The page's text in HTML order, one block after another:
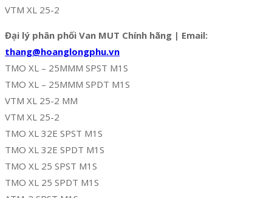
VTM XL 25-2
Đại lý phân phối Van MUT Chính hãng | Email:
thang@hoanglongphu.vn
TMO XL – 25MMM SPST M1S
TMO XL – 25MMM SPDT M1S
VTM XL 25-2 MM
VTM XL 25-2
TMO XL 32E SPST M1S
TMO XL 32E SPDT M1S
TMO XL 25 SPST M1S
TMO XL 25 SPDT M1S